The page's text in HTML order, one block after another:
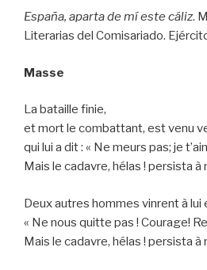
España, aparta de mí este cáliz.
Literarias del Comisariado.
Masse
La bataille finie,
et mort le combattant, est venu
qui lui a dit : « Ne meurs pas; je
Mais le cadavre, hélas ! persista à
Deux autres hommes vinrent à lui
« Ne nous quitte pas ! Courage!
Mais le cadavre, hélas ! persista à